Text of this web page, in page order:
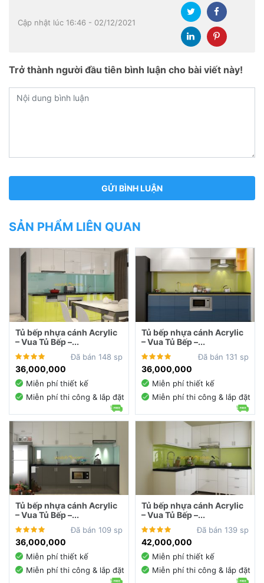
Cập nhật lúc 16:46 - 02/12/2021
Trở thành người đầu tiên bình luận cho bài viết này!
SẢN PHẨM LIÊN QUAN
Tủ bếp nhựa cánh Acrylic
– Vua Tủ Bếp –...
Đã bán 148 sp
36,000,000
Miễn phí thiết kế
Miễn phí thi công & lắp đặt
Tủ bếp nhựa cánh Acrylic
– Vua Tủ Bếp –...
Đã bán 131 sp
36,000,000
Miễn phí thiết kế
Miễn phí thi công & lắp đặt
Tủ bếp nhựa cánh Acrylic
– Vua Tủ Bếp –...
Đã bán 109 sp
36,000,000
Miễn phí thiết kế
Miễn phí thi công & lắp đặt
Tủ bếp nhựa cánh Acrylic
– Vua Tủ Bếp –...
Đã bán 139 sp
42,000,000
Miễn phí thiết kế
Miễn phí thi công & lắp đặt